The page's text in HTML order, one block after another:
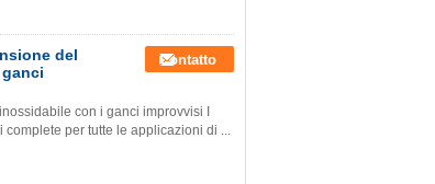
del
Contatto
con i ganci improvvisi I
per tutte le applicazioni di ...